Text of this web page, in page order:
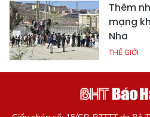
Thêm
mạng
Nha
THẾ GIỚI